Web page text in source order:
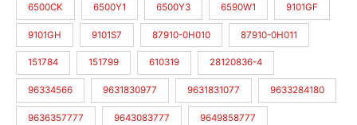
6500CK 6500Y1 6500Y3 6590W1 9101GF
9101GH 9101S7 87910-0H010 87910-0H011
151784 151799 610319 28120836-4
96334566 9631830977 9631831077 9633284180
9636357777 9643083777 9649858777